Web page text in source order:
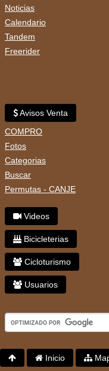
Noticias
Calendario
Tandem
Freerider
Avisos Venta
COMPRO
Fotos
Categorias
Buscar
Permutas - CANJE
Videos
Bicicleterias
Cicloturismo
Usuarios
Inicio